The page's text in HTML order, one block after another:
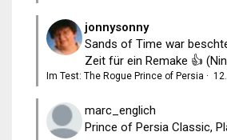
jonnysonny
Sands of Time war
Zeit für ein Remake 👍
Im Test: The Rogue Prince of Persia ·
marc_englich
Prince of Persia Classic,